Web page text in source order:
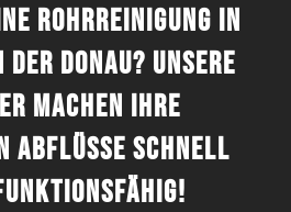
Rohrreinigung in
Donau? Unsere
machen Ihre
Abflüsse schnell